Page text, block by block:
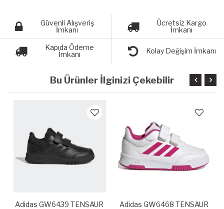
Güvenli Alışveriş
İmkanı
Ücretsiz Kargo
İmkanı
Kapıda Ödeme
İmkanı
Kolay Değişim İmkanı
Bu Ürünler İlginizi Çekebilir
Adidas GW6439 TENSAUR
Adidas GW6468 TENSAUR